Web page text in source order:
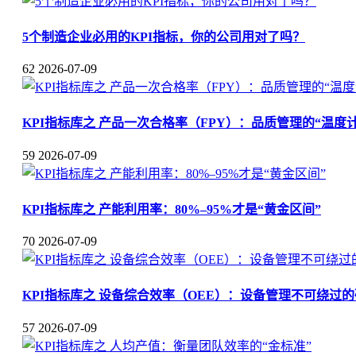
5个制造企业必用的KPI指标，你的公司用对了吗？
62 2026-07-09
KPI指标库之 产品一次合格率（FPY）：品质管理的“温度
59 2026-07-09
KPI指标库之 产能利用率：80%–95%才是“黄金区间”
70 2026-07-09
KPI指标库之 设备综合效率（OEE）：设备管理不可绕过
57 2026-07-09